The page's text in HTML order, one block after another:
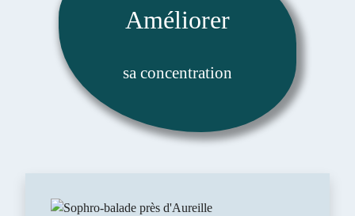
Améliorer
sa concentration